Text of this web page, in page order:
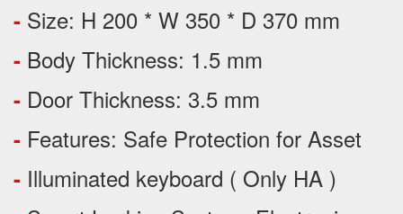
- Size: H 200 * W 350 * D 370 mm
- Body Thickness: 1.5 mm
- Door Thickness: 3.5 mm
- Features: Safe Protection for Asset
- Illuminated keyboard ( Only HA )